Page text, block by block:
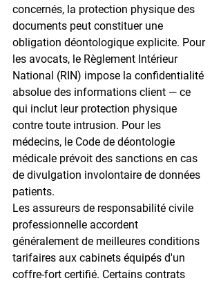
concernés, la protection physique des
documents peut constituer une
obligation déontologique explicite. Pour
les avocats, le Règlement Intérieur
National (RIN) impose la confidentialité
absolue des informations client — ce
qui inclut leur protection physique
contre toute intrusion. Pour les
médecins, le Code de déontologie
médicale prévoit des sanctions en cas
de divulgation involontaire de données
patients.
Les assureurs de responsabilité civile
professionnelle accordent
généralement de meilleures conditions
tarifaires aux cabinets équipés d'un
coffre-fort certifié. Certains contrats